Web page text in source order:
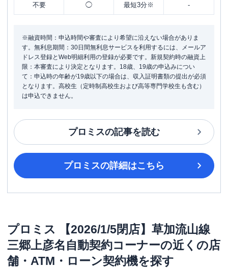
不要 ◯ 最短3分※ -
※融資時間：申込時間や審査により希望に沿えない場合がありま
す。無利息期間：30日間無利息サービスを利用するには、メールア
ドレス登録とWeb明細利用の登録が必要です。新規契約時の融資上
限：本審査により決定となります。18歳、19歳の申込みについ
て：申込時の年齢が19歳以下の場合は、収入証明書類の提出が必須
となります。高校生（定時制高校生および高等専門学校生も含む）
は申込できません。
プロミスの記事を読む
プロミスの詳細はこちら
プロミス
【2026/1/5閉店】草加流山線
三郷上彦名自動契約コーナーの近くの店
舗・ATM・ローン契約機を探す